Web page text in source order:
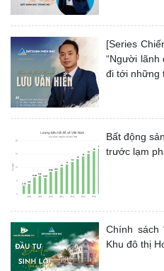
[Series
“Người
đi tới những
Bất động
trước lạm
Chính sách
Khu đô thị